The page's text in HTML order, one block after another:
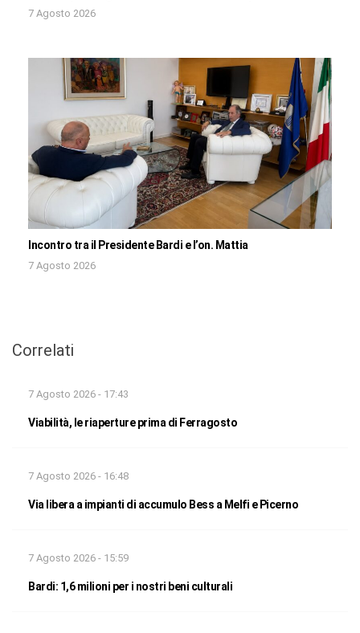
7 Agosto 2026
Incontro tra il Presidente Bardi e l’on. Mattia
7 Agosto 2026
Correlati
7 Agosto 2026 - 17:43
Viabilità, le riaperture prima di Ferragosto
7 Agosto 2026 - 16:48
Via libera a impianti di accumulo Bess a Melfi e Picerno
7 Agosto 2026 - 15:59
Bardi: 1,6 milioni per i nostri beni culturali